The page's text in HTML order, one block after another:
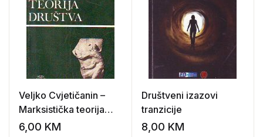
Veljko Cvjetičanin –
Marksistička teorija
društva
6,00 KM
Društveni izazovi
tranzicije
8,00 KM